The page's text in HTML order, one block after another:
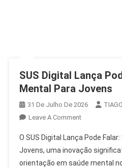
SUS Digital Lança
Mental Para Jovens
31 De Julho De 2026
Leave A CommentOn
Digital
Lança
Pode
O SUS Digital Lança Pode
Jovens, uma inovação
orientação em saúde mental